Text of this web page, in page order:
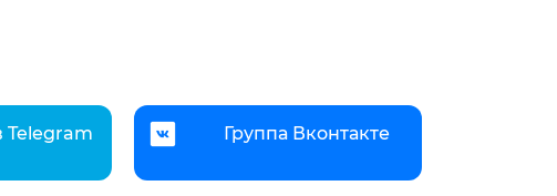
Telegram Группа Вконтакте